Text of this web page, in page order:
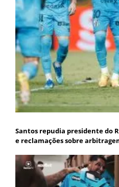
Santos repudia presidente do
e reclamações sobre